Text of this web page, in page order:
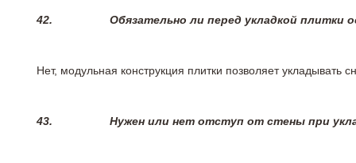
42. Обязательно ли перед укладкой плитки
Нет, модульная конструкция плитки позволяет
43. Нужен или нет отступ от стены при